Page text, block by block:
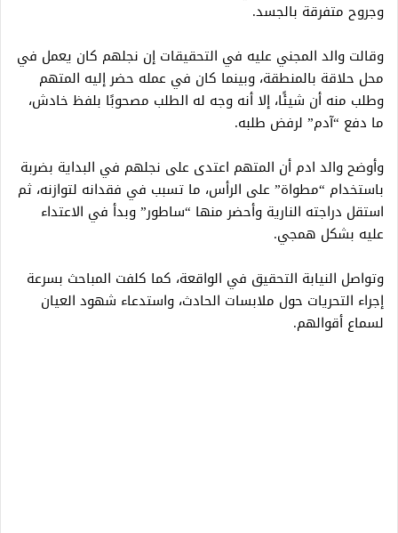
وجروح متفرقة بالجسد.
وقالت والد المجني عليه في التحقيقات إن نجلهم كان يعمل في
محل حلاقة بالمنطقة، وبينما كان في عمله حضر إليه المتهم
وطلب منه أن شيئًا، إلا أنه وجه له الطلب مصحوبًا بلفظ خادش،
ما دفع “آدم” لرفض طلبه.
وأوضح والد ادم أن المتهم اعتدى على نجلهم في البداية بضربة
باستخدام “مطواة” على الرأس، ما تسبب في فقدانه لتوازنه، ثم
استقل دراجته النارية وأحضر منها “ساطور” وبدأ في الاعتداء
عليه بشكل همجي.
وتواصل النيابة التحقيق في الواقعة، كما كلفت المباحث بسرعة
إجراء التحريات حول ملابسات الحادث، واستدعاء شهود العيان
لسماع أقوالهم.